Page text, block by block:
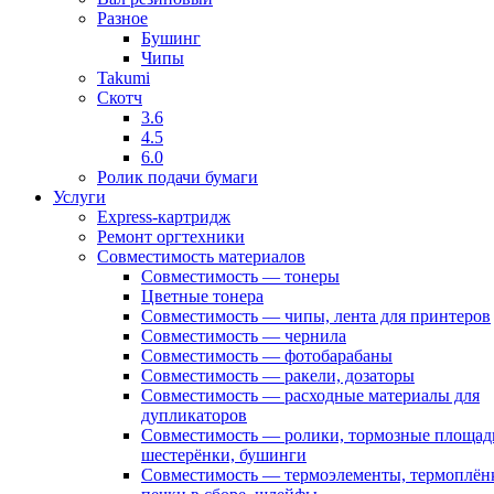
Разное
Бушинг
Чипы
Takumi
Скотч
3.6
4.5
6.0
Ролик подачи бумаги
Услуги
Express-картридж
Ремонт оргтехники
Совместимость материалов
Совместимость — тонеры
Цветные тонера
Совместимость — чипы, лента для принтеров
Совместимость — чернила
Совместимость — фотобарабаны
Совместимость — ракели, дозаторы
Совместимость — расходные материалы для
дупликаторов
Совместимость — ролики, тормозные
шестерёнки, бушинги
Совместимость — термоэлементы,